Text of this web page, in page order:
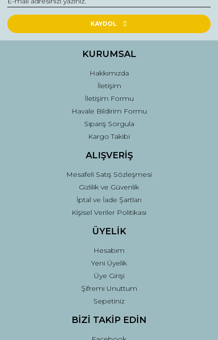
KAYDOL
KURUMSAL
Hakkımızda
İletişim
İletişim Formu
Havale Bildirim Formu
Sipariş Sorgula
Kargo Takibi
ALIŞVERİŞ
Mesafeli Satış Sözleşmesi
Gizlilik ve Güvenlik
İptal ve İade Şartları
Kişisel Veriler Politikası
ÜYELİK
Hesabım
Yeni Üyelik
Üye Girişi
Şifremi Unuttum
Sepetiniz
BİZİ TAKİP EDİN